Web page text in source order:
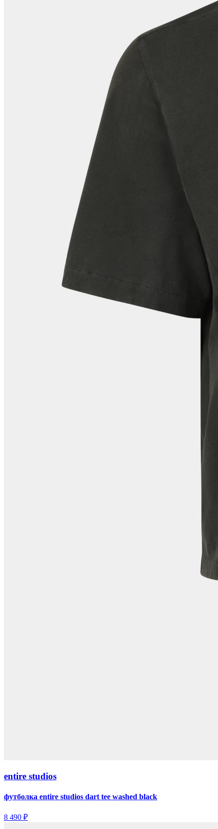
entire studios
футболка entire studios dart tee washed black
8 490 ₽